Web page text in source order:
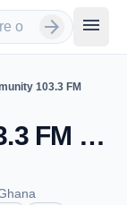
arrow_forward menu
103.3 FM
Community 103.3 FM - FM 103.3 - Accra